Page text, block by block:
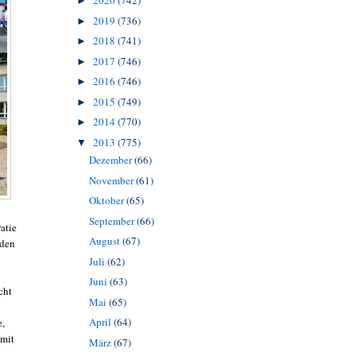
► 2019 (736)
► 2018 (741)
► 2017 (746)
► 2016 (746)
► 2015 (749)
► 2014(770)
▼ 2013 (775)
Dezember(66)
November(61)
Oktober(65)
September(66)
August(67)
Juli (62)
Juni (63)
Mai (65)
April (64)
März(67)